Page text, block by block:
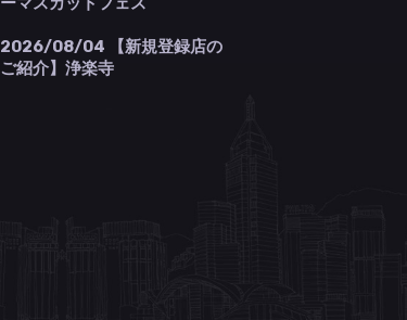
2026/08/04 【新規登録店の
ご紹介】浄楽寺